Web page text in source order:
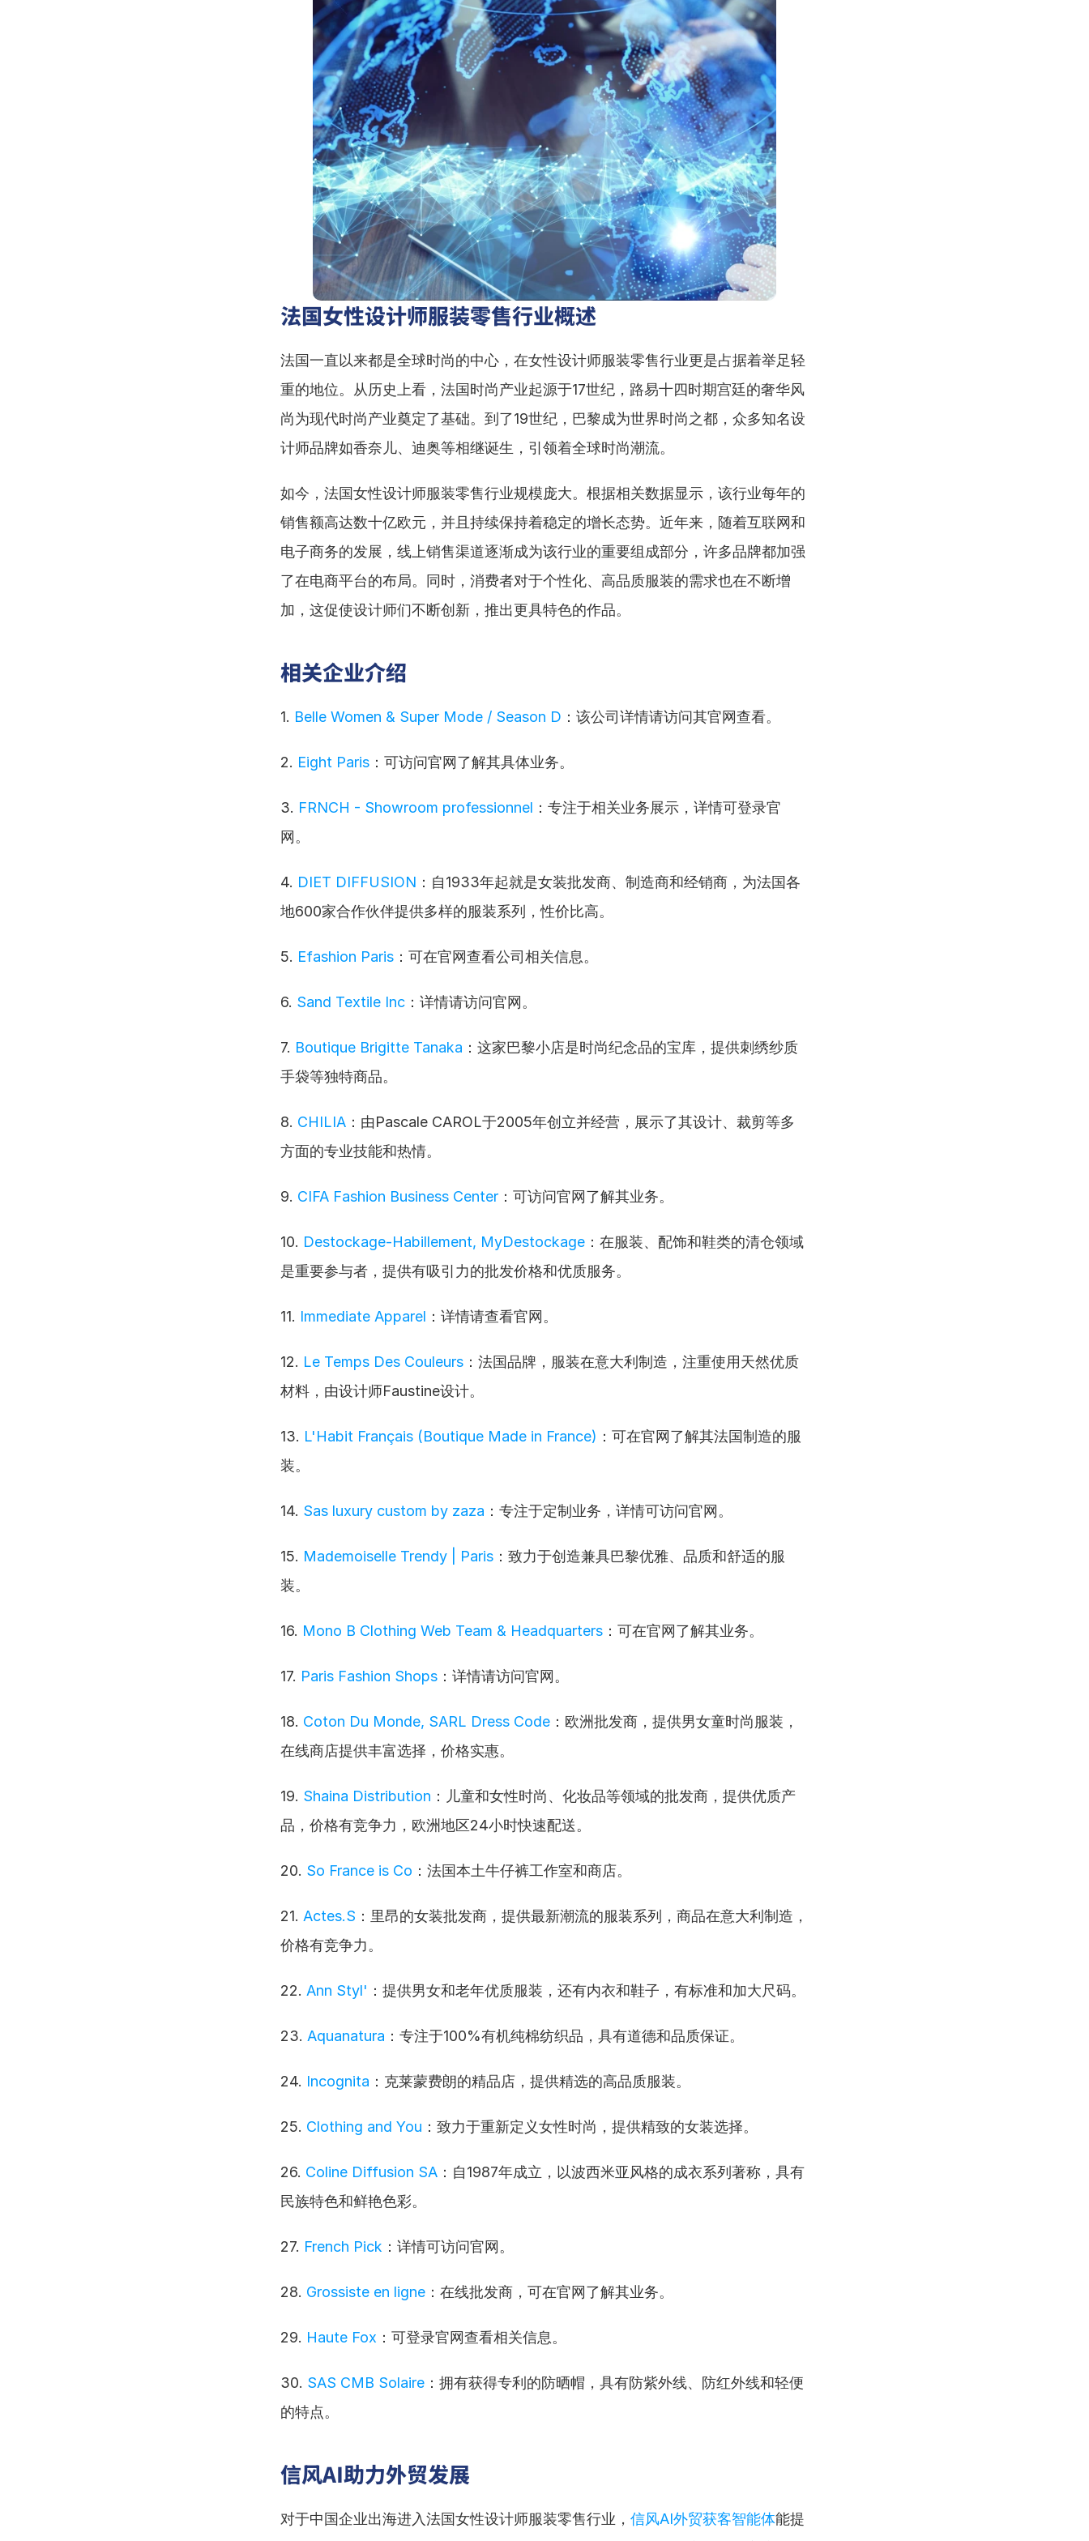
法国女性设计师服装零售行业概述
法国一直以来都是全球时尚的中心，在女性设计师服装零售行业更是占据着举足轻
重的地位。从历史上看，法国时尚产业起源于17世纪，路易十四时期宫廷的奢华风
尚为现代时尚产业奠定了基础。到了19世纪，巴黎成为世界时尚之都，众多知名设
计师品牌如香奈儿、迪奥等相继诞生，引领着全球时尚潮流。
如今，法国女性设计师服装零售行业规模庞大。根据相关数据显示，该行业每年的
销售额高达数十亿欧元，并且持续保持着稳定的增长态势。近年来，随着互联网和
电子商务的发展，线上销售渠道逐渐成为该行业的重要组成部分，许多品牌都加强
了在电商平台的布局。同时，消费者对于个性化、高品质服装的需求也在不断增
加，这促使设计师们不断创新，推出更具特色的作品。
相关企业介绍
1. Belle Women & Super Mode / Season D ：该公司详情请访问其官网查看。
2. Eight Paris ：可访问官网了解其具体业务。
3. FRNCH - Showroom professionnel ：专注于相关业务展示，详情可登录官
网。
4. DIET DIFFUSION ：自1933年起就是女装批发商、制造商和经销商，为法国各
地600家合作伙伴提供多样的服装系列，性价比高。
5. Efashion Paris ：可在官网查看公司相关信息。
6. Sand Textile Inc ：详情请访问官网。
7. Boutique Brigitte Tanaka ：这家巴黎小店是时尚纪念品的宝库，提供刺绣纱质
手袋等独特商品。
8. CHILIA ：由Pascale CAROL于2005年创立并经营，展示了其设计、裁剪等多
方面的专业技能和热情。
9. CIFA Fashion Business Center ：可访问官网了解其业务。
10. Destockage-Habillement, MyDestockage ：在服装、配饰和鞋类的清仓领域
是重要参与者，提供有吸引力的批发价格和优质服务。
11. Immediate Apparel ：详情请查看官网。
12. Le Temps Des Couleurs ：法国品牌，服装在意大利制造，注重使用天然优质
材料，由设计师Faustine设计。
13. L'Habit Français (Boutique Made in France) ：可在官网了解其法国制造的服
装。
14. Sas luxury custom by zaza ：专注于定制业务，详情可访问官网。
15. Mademoiselle Trendy | Paris ：致力于创造兼具巴黎优雅、品质和舒适的服
装。
16. Mono B Clothing Web Team & Headquarters ：可在官网了解其业务。
17. Paris Fashion Shops ：详情请访问官网。
18. Coton Du Monde, SARL Dress Code ：欧洲批发商，提供男女童时尚服装，
在线商店提供丰富选择，价格实惠。
19. Shaina Distribution ：儿童和女性时尚、化妆品等领域的批发商，提供优质产
品，价格有竞争力，欧洲地区24小时快速配送。
20. So France is Co ：法国本土牛仔裤工作室和商店。
21. Actes.S ：里昂的女装批发商，提供最新潮流的服装系列，商品在意大利制造，
价格有竞争力。
22. Ann Styl' ：提供男女和老年优质服装，还有内衣和鞋子，有标准和加大尺码。
23. Aquanatura ：专注于100%有机纯棉纺织品，具有道德和品质保证。
24. Incognita ：克莱蒙费朗的精品店，提供精选的高品质服装。
25. Clothing and You ：致力于重新定义女性时尚，提供精致的女装选择。
26. Coline Diffusion SA ：自1987年成立，以波西米亚风格的成衣系列著称，具有
民族特色和鲜艳色彩。
27. French Pick ：详情可访问官网。
28. Grossiste en ligne ：在线批发商，可在官网了解其业务。
29. Haute Fox ：可登录官网查看相关信息。
30. SAS CMB Solaire ：拥有获得专利的防晒帽，具有防紫外线、防红外线和轻便
的特点。
信风AI助力外贸发展
对于中国企业出海进入法国女性设计师服装零售行业， 信风AI外贸获客智能体能提